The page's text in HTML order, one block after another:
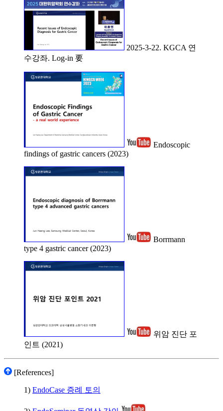
2025-3-22. KGCA 연
수강좌. Log-in 要
Endoscopic
findings of gastric cancers (2023)
Borrmann
type 4 gastric cancer (2023)
위암 진단 포
인트 (2021)
[References]
1) EndoCase 증례 토의